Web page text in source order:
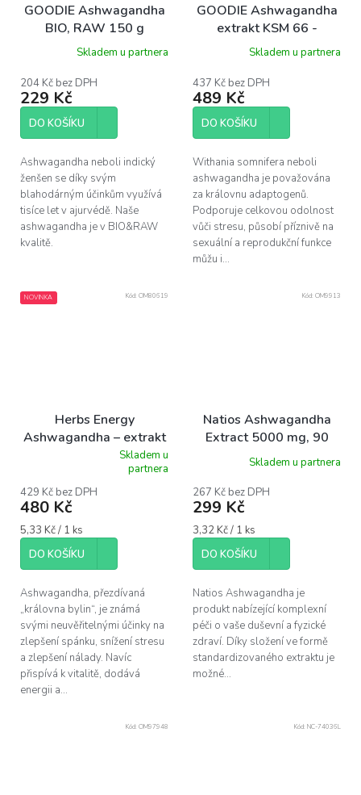
GOODIE Ashwagandha
BIO, RAW 150 g
Skladem u partnera
204 Kč bez DPH
229 Kč
DO KOŠÍKU
Ashwagandha neboli indický
ženšen se díky svým
blahodárným účinkům využívá
tisíce let v ajurvédě. Naše
ashwagandha je v BIO&RAW
kvalitě.
GOODIE Ashwagandha
extrakt KSM 66 -
min.5% withanolid
kapsle 60 ks
Skladem u partnera
437 Kč bez DPH
489 Kč
DO KOŠÍKU
Withania somnifera neboli
ashwagandha je považována
za královnu adaptogenů.
Podporuje celkovou odolnost
vůči stresu, působí příznivě na
sexuální a reprodukční funkce
můžu i...
NOVINKA
Herbs Energy
Ashwagandha – extrakt
z kořene 800 mg, 90
produktu
je
z
hvězdiček.
Skladem u
partnera
429 Kč bez DPH
480 Kč
Měrná
cena:
5,33 Kč / 1 ks
DO KOŠÍKU
Ashwagandha, přezdívaná
„královna bylin“, je známá
svými neuvěřitelnými účinky na
zlepšení spánku, snížení stresu
a zlepšení nálady. Navíc
přispívá k vitalitě, dodává
energii a...
Kód: OM80619
Natios Ashwagandha
Extract 5000 mg, 90
kapslí
Skladem u partnera
267 Kč bez DPH
299 Kč
Měrná
cena:
3,32 Kč / 1 ks
DO KOŠÍKU
Natios Ashwagandha je
produkt nabízející komplexní
péči o vaše duševní a fyzické
zdraví. Díky složení ve formě
standardizovaného extraktu je
možné...
Kód: OM9913
Kód: OM97948 Kód: NC-74036L